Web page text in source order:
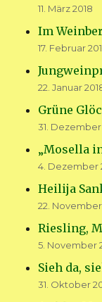
11. März 2018
Im
17. Februar
22. Januar
Grüne
31. Dezember
„Mosella
4. Dezember
Heilija
22. November
Riesling,
5. November
Sieh da,
31. Oktober